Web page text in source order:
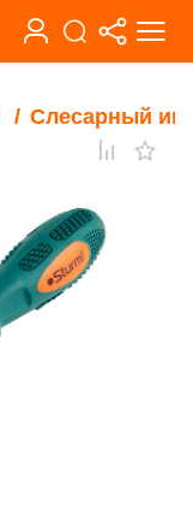
Слесарный